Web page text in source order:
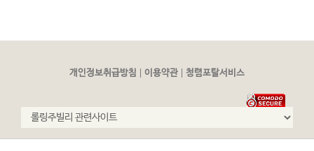
개인정보취급방침 이용약관 청렴포탈서비스